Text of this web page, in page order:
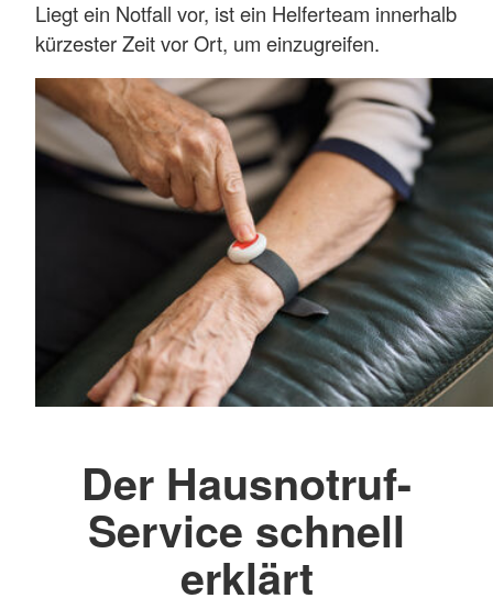
Liegt ein Notfall vor, ist ein Helferteam innerhalb
kürzester Zeit vor Ort, um einzugreifen.
Der Hausnotruf-
Service schnell
erklärt